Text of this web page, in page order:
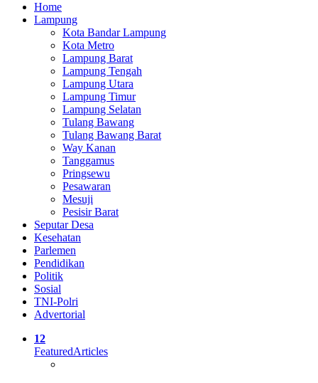
Home
Lampung
Kota Bandar Lampung
Kota Metro
Lampung Barat
Lampung Tengah
Lampung Utara
Lampung Timur
Lampung Selatan
Tulang Bawang
Tulang Bawang Barat
Way Kanan
Tanggamus
Pringsewu
Pesawaran
Mesuji
Pesisir Barat
Seputar Desa
Kesehatan
Parlemen
Pendidikan
Politik
Sosial
TNI-Polri
Advertorial
12
FeaturedArticles